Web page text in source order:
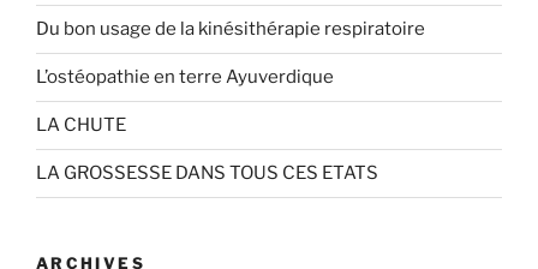
Du bon usage de la kinésithérapie respiratoire
L’ostéopathie en terre Ayuverdique
LA CHUTE
LA GROSSESSE DANS TOUS CES ETATS
ARCHIVES